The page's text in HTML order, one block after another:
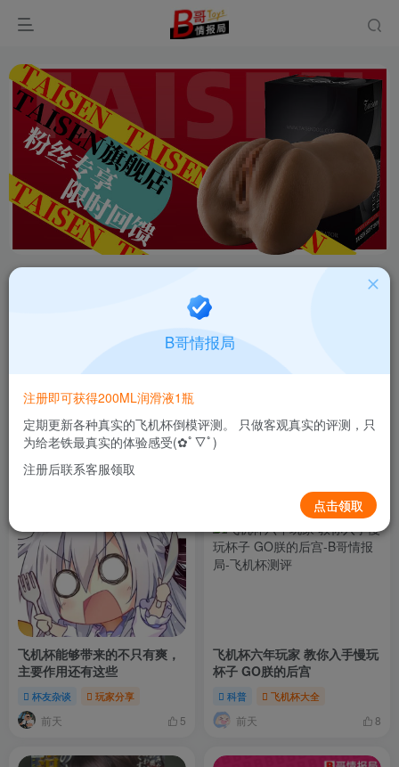
注册有奖 玩家交流 品牌分类
飞机杯能够带来的不只有爽，
主要作用还有这些
杯友杂谈 玩家分享
前天 5
飞机杯六年玩家 教你入手慢玩
杯子 GO朕的后宫
科普 飞机杯大全
前天 8
B哥情报局
注册即可获得200ML润滑液1瓶
定期更新各种真实的飞机杯倒模评测。 只做客观真实的评测，只
为给老铁最真实的体验感受(✿ﾟ▽ﾟ)
注册后联系客服领取
点击领取